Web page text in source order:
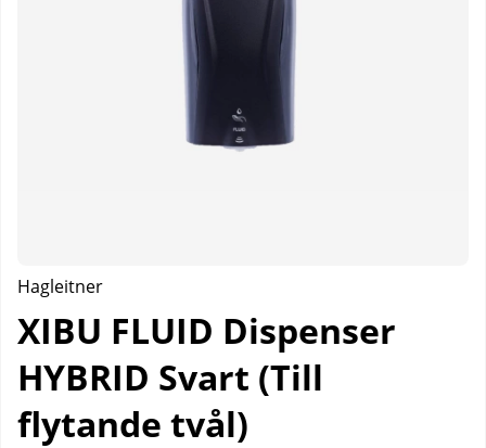
Hagleitner
XIBU FLUID Dispenser
HYBRID Svart (Till
flytande tvål)